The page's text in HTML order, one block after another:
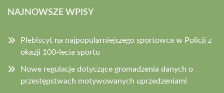
NAJNOWSZE WPISY
Plebiscyt na najpopularniejszego sportowca w Policji z
okazji 100-lecia sportu
Nowe regulacje dotyczące gromadzenia danych o
przestępstwach motywowanych uprzedzeniami